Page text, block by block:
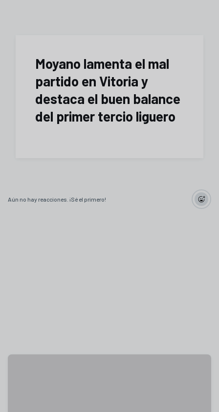
Moyano lamenta el mal
partido en Vitoria y
destaca el buen balance
del primer tercio liguero
Aún no hay reacciones. ¡Sé el primero!